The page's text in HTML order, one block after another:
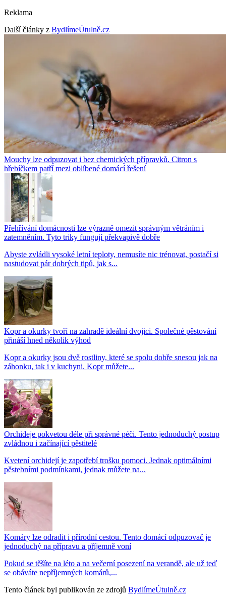
Reklama
Další články z BydlímeÚtulně.cz
Mouchy lze odpuzovat i bez chemických přípravků. Citron s
hřebíčkem patří mezi oblíbené domácí řešení
Přehřívání domácnosti lze výrazně omezit správným větráním i
zatemněním. Tyto triky fungují překvapivě dobře
Abyste zvládli vysoké letní teploty, nemusíte nic trénovat, postačí si
nastudovat pár dobrých tipů, jak s...
Kopr a okurky tvoří na zahradě ideální dvojici. Společné pěstování
přináší hned několik výhod
Kopr a okurky jsou dvě rostliny, které se spolu dobře snesou jak na
záhonku, tak i v kuchyni. Kopr můžete...
Orchideje pokvetou déle při správné péči. Tento jednoduchý postup
zvládnou i začínající pěstitelé
Kvetení orchidejí je zapotřebí trošku pomoci. Jednak optimálními
pěstebními podmínkami, jednak můžete na...
Komáry lze odradit i přírodní cestou. Tento domácí odpuzovač je
jednoduchý na přípravu a příjemně voní
Pokud se těšíte na léto a na večerní posezení na verandě, ale už teď
se obáváte nepříjemných komárů,...
Tento článek byl publikován ze zdrojů BydlímeÚtulně.cz